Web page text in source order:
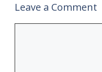
Leave a Comment